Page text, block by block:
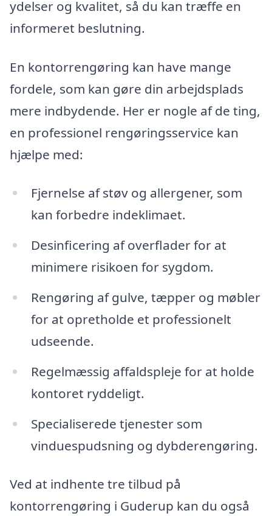
ydelser og kvalitet, så du kan træffe en
informeret beslutning.
En kontorrengøring kan have mange
fordele, som kan gøre din arbejdsplads
mere indbydende. Her er nogle af de ting,
en professionel rengøringsservice kan
hjælpe med:
Fjernelse af støv og allergener, som
kan forbedre indeklimaet.
Desinficering af overflader for at
minimere risikoen for sygdom.
Rengøring af gulve, tæpper og møbler
for at opretholde et professionelt
udseende.
Regelmæssig affaldspleje for at holde
kontoret ryddeligt.
Specialiserede tjenester som
vinduespudsning og dybderengøring.
Ved at indhente tre tilbud på
kontorrengøring i Guderup kan du også